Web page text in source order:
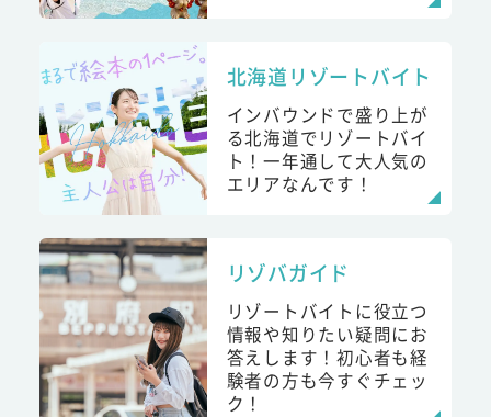
北海道リゾートバイト
インバウンドで盛り上が
る北海道でリゾートバイ
ト！一年通して大人気の
エリアなんです！
リゾバガイド
リゾートバイトに役立つ
情報や知りたい疑問にお
答えします！初心者も経
験者の方も今すぐチェッ
ク！